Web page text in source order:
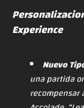
Experience
Nuevo
una partida
recompensar